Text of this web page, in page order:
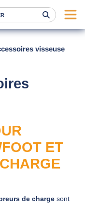
visseuse
ET
de charge sont